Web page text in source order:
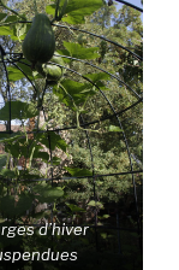
d’hiver